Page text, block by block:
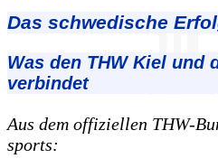
Das schwedische
Was den THW Kiel und
verbindet
Aus dem offiziellen THW-
sports: